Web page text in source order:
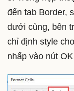
đến tab Border,
dưới cùng, bên
chỉ định style
nhấp vào nút